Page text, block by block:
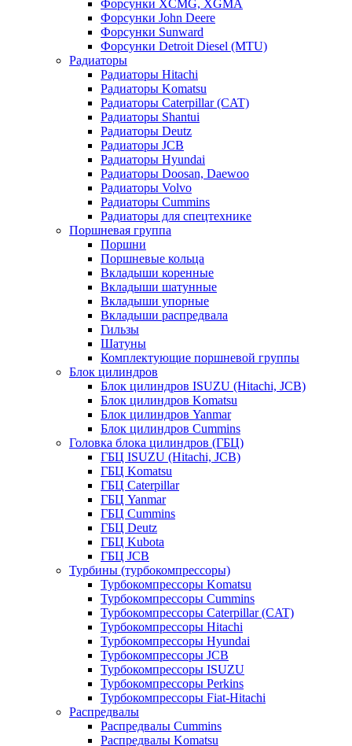
Форсунки XCMG, XGMA
Форсунки John Deere
Форсунки Sunward
Форсунки Detroit Diesel (MTU)
Радиаторы
Радиаторы Hitachi
Радиаторы Komatsu
Радиаторы Caterpillar (CAT)
Радиаторы Shantui
Радиаторы Deutz
Радиаторы JCB
Радиаторы Hyundai
Радиаторы Doosan, Daewoo
Радиаторы Volvo
Радиаторы Cummins
Радиаторы для спецтехнике
Поршневая группа
Поршни
Поршневые кольца
Вкладыши коренные
Вкладыши шатунные
Вкладыши упорные
Вкладыши распредвала
Гильзы
Шатуны
Комплектующие поршневой группы
Блок цилиндров
Блок цилиндров ISUZU (Hitachi, JCB)
Блок цилиндров Komatsu
Блок цилиндров Yanmar
Блок цилиндров Cummins
Головка блока цилиндров (ГБЦ)
ГБЦ ISUZU (Hitachi, JCB)
ГБЦ Komatsu
ГБЦ Caterpillar
ГБЦ Yanmar
ГБЦ Cummins
ГБЦ Deutz
ГБЦ Kubota
ГБЦ JCB
Турбины (турбокомпрессоры)
Турбокомпрессоры Komatsu
Турбокомпрессоры Cummins
Турбокомпрессоры Caterpillar (CAT)
Турбокомпрессоры Hitachi
Турбокомпрессоры Hyundai
Турбокомпрессоры JCB
Турбокомпрессоры ISUZU
Турбокомпрессоры Perkins
Турбокомпрессоры Fiat-Hitachi
Распредвалы
Распредвалы Cummins
Распредвалы Komatsu